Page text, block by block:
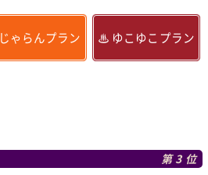
じゃらんプラン ゆこゆこプラン
第3位